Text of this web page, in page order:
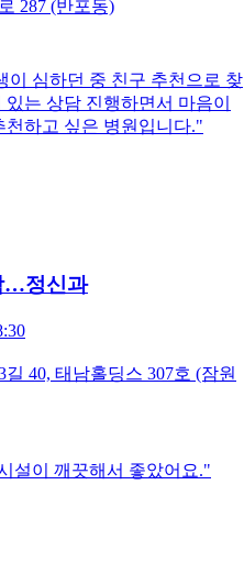
287 (반포동)
이 심하던 중 친구 추천으로 찾
는 상담 진행하면서 마음이
하고 싶은 병원입니다."
…정신과
40, 태남홀딩스 307호 (잠원
설이 깨끗해서 좋았어요."